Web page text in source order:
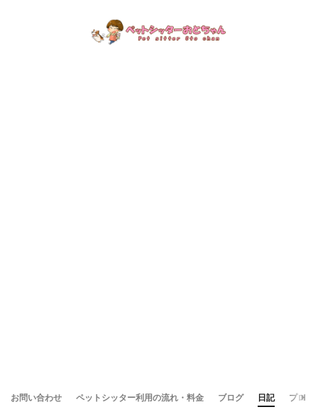
お問い合わせ ペットシッター利用の流れ・料金 ブログ 日記 プロフ